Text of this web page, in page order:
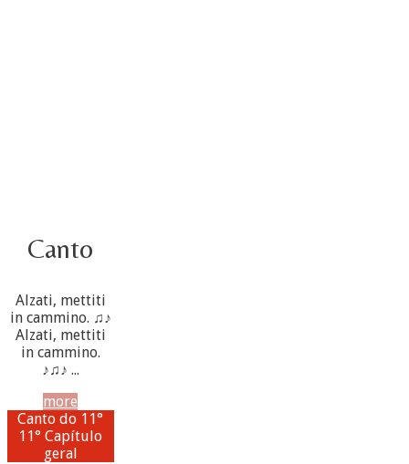
Canto
Alzati, mettiti
in cammino. ♫♪
Alzati, mettiti
in cammino.
♪♫♪ ...
more
Canto do 11°
11° Capítulo
geral